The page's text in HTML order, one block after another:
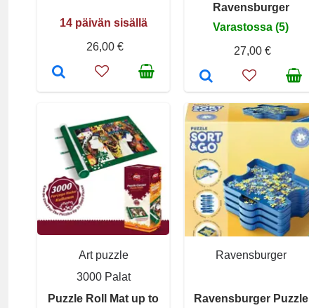
14 päivän sisällä
26,00 €
Ravensburger
Varastossa (5)
27,00 €
Art puzzle
3000 Palat
Puzzle Roll Mat up to
Ravensburger
Ravensburger Puzzle